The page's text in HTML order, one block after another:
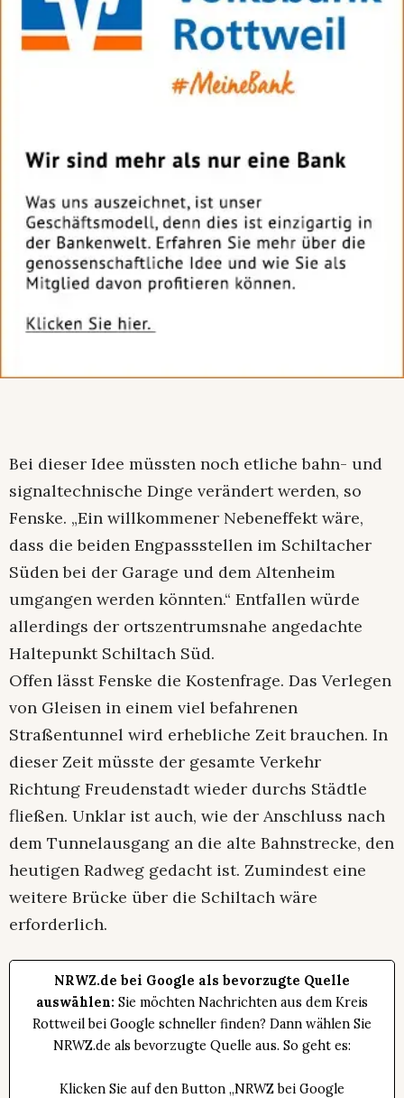
Bei dieser Idee müssten noch etliche bahn- und
signaltechnische Dinge verändert werden, so
Fenske. „Ein willkommener Nebeneffekt wäre,
dass die beiden Engpassstellen im Schiltacher
Süden bei der Garage und dem Altenheim
umgangen werden könnten.“ Entfallen würde
allerdings der ortszentrumsnahe angedachte
Haltepunkt Schiltach Süd.
Offen lässt Fenske die Kostenfrage. Das Verlegen
von Gleisen in einem viel befahrenen
Straßentunnel wird erhebliche Zeit brauchen. In
dieser Zeit müsste der gesamte Verkehr
Richtung Freudenstadt wieder durchs Städtle
fließen. Unklar ist auch, wie der Anschluss nach
dem Tunnelausgang an die alte Bahnstrecke, den
heutigen Radweg gedacht ist. Zumindest eine
weitere Brücke über die Schiltach wäre
erforderlich.
NRWZ.de bei Google als bevorzugte Quelle
auswählen: Sie möchten Nachrichten aus dem Kreis
Rottweil bei Google schneller finden? Dann wählen Sie
NRWZ.de als bevorzugte Quelle aus. So geht es:
Klicken Sie auf den Button „NRWZ bei Google